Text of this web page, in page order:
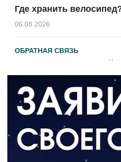
Где хранить
06.08.2026
ОБРАТНАЯ СВЯЗЬ
Администрация онлайн
ВЛАСТЬ
День памяти и
06.08.2026